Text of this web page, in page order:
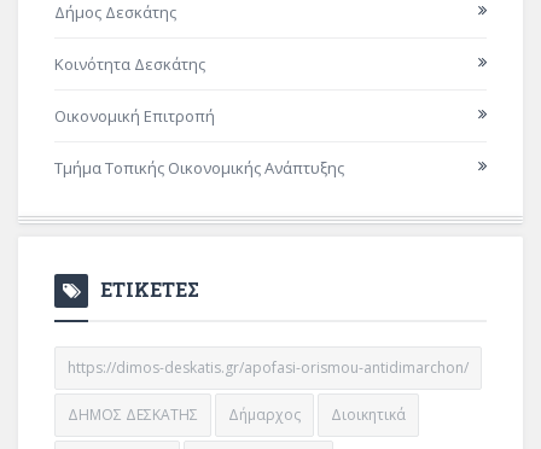
Δήμος Δεσκάτης
Κοινότητα Δεσκάτης
Οικονομική Επιτροπή
Τμήμα Τοπικής Οικονομικής Ανάπτυξης
ΕΤΙΚΕΤΕΣ
https://dimos-deskatis.gr/apofasi-orismou-antidimarchon/
ΔΗΜΟΣ ΔΕΣΚΑΤΗΣ Δήμαρχος Διοικητικά